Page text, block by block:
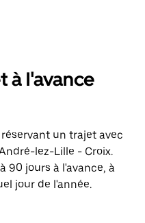
à l'avance
un trajet avec
lez-Lille - Croix.
90 jours à l'avance, à
jour de l'année.